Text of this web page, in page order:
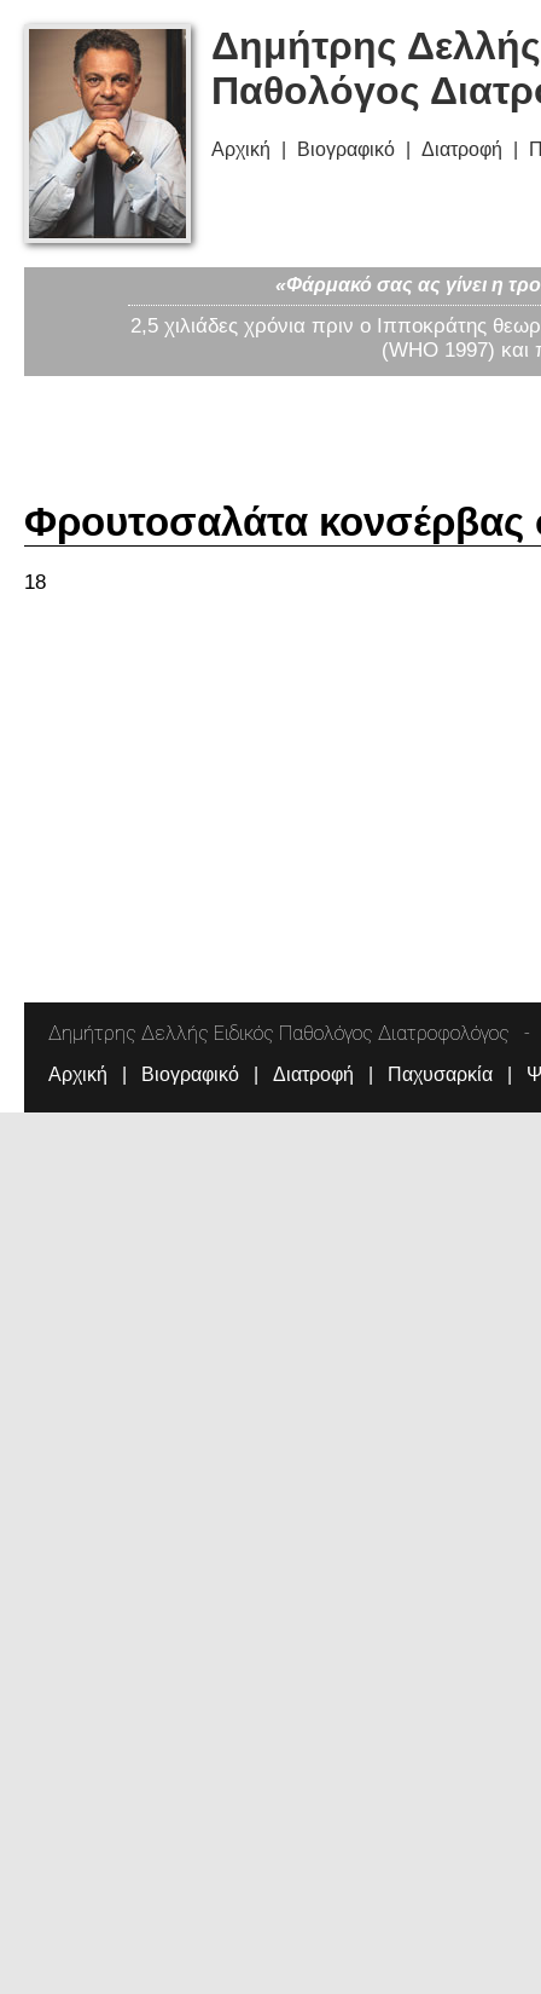
Δημήτρης
Παθολόγος
Αρχική Βιογραφικό Διατροφή
«Φάρμακό σας ας γίνει η
2,5 χιλιάδες χρόνια πριν ο Ιπποκράτης
(WHO 1997) και
Φρουτοσαλάτα
18
Δημήτρης Δελλής Ειδικός Παθολόγος Διατροφολόγος
Αρχική Βιογραφικό Διατροφή Παχυσαρκία